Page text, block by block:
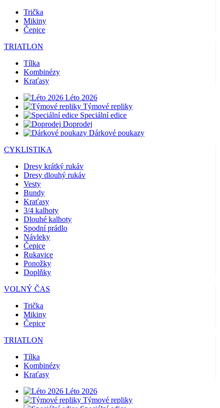
Trička
Mikiny
Čepice
TRIATLON
Tílka
Kombinézy
Kraťasy
Léto 2026
Týmové repliky
Speciální edice
Doprodej
Dárkové poukazy
CYKLISTIKA
Dresy krátký rukáv
Dresy dlouhý rukáv
Vesty
Bundy
Kraťasy
3/4 kalhoty
Dlouhé kalhoty
Spodní prádlo
Návleky
Čepice
Rukavice
Ponožky
Doplňky
VOLNÝ ČAS
Trička
Mikiny
Čepice
TRIATLON
Tílka
Kombinézy
Kraťasy
Léto 2026
Týmové repliky